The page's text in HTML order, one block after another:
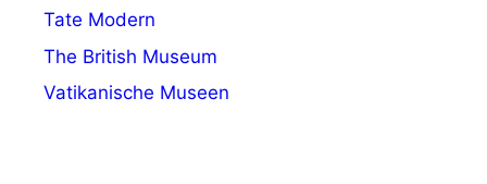
Tate Modern
The British Museum
Vatikanische Museen